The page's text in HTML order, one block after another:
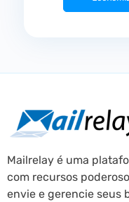
Mailrelay é uma
com recursos
envie e gerencie seus